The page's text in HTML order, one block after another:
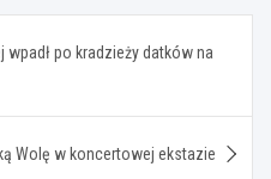
wpadł po kradzieży datków na
Wolę w koncertowej ekstazie